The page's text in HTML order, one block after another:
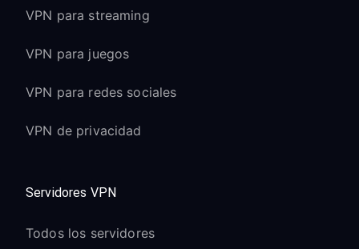
VPN para streaming
VPN para juegos
VPN para redes sociales
VPN de privacidad
Servidores VPN
Todos los servidores